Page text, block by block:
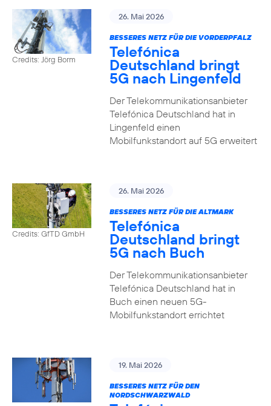
Credits: Jörg Borm
26. Mai 2026
BESSERES NETZ FÜR DIE VORDERPFALZ
Telefónica
Deutschland bringt
5G nach Lingenfeld
Der Telekommunikationsanbieter
Telefónica Deutschland hat in
Lingenfeld einen
Mobilfunkstandort auf 5G erweitert
Credits: GfTD GmbH
26. Mai 2026
BESSERES NETZ FÜR DIE ALTMARK
Telefónica
Deutschland bringt
5G nach Buch
Der Telekommunikationsanbieter
Telefónica Deutschland hat in
Buch einen neuen 5G-
Mobilfunkstandort errichtet
19. Mai 2026
BESSERES NETZ FÜR DEN
NORDSCHWARZWALD